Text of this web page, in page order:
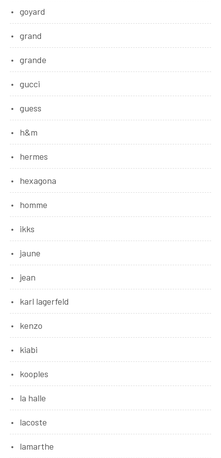
goyard
grand
grande
gucci
guess
h&m
hermes
hexagona
homme
ikks
jaune
jean
karl lagerfeld
kenzo
kiabi
kooples
la halle
lacoste
lamarthe